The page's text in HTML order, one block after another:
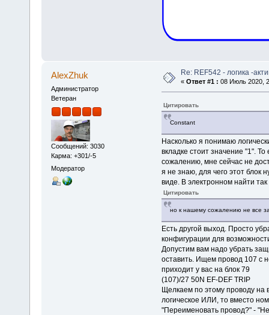
AlexZhuk
Администратор
Ветеран
Сообщений: 3030
Карма: +301/-5
Модератор
Re: REF542 - логика -
« Ответ #1 : 08 Июль 2020,
Цитировать
Constant
Насколько я понимаю
вкладке стоит значение "1".
сожалению, мне сейчас не
я не знаю, для чего этот блок
виде. В электронном найти
Цитировать
но к нашему сожалению не все
Есть другой выход. Просто
конфигурации для
Допустим вам надо убрать
оставить. Ищем провод 107 с
приходит у вас на блок 79
(107)/27 50N EF-DEF TRIP
Щелкаем по этому проводу на
логическое ИЛИ, то вместо
"Переименовать провод?" -